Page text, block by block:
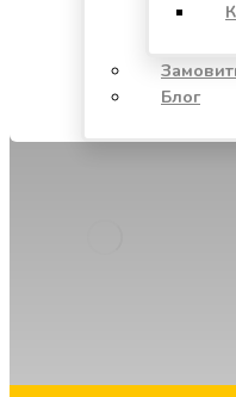
Блог